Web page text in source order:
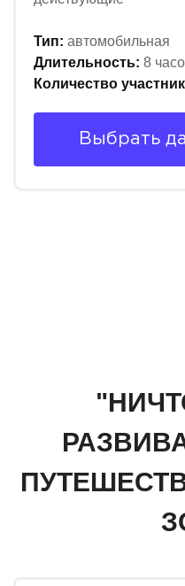
Тип: автомобильная
Длительность: 8
Количество
Выбрать